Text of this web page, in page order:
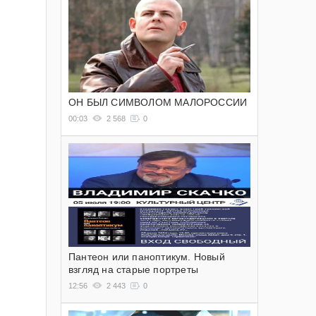
ОН БЫЛ СИМВОЛОМ МАЛОРОССИИ
00:03 2 568 0
Пантеон или паноптикум. Новый
взгляд на старые портреты
12:56 2 443 0